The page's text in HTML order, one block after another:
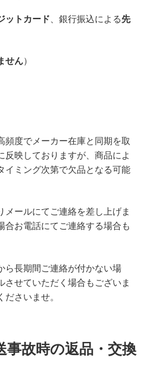
ットカード 、銀行振込による先
せん）
頻度でメーカー在庫と同期を取
反映しておりますが、商品によ
イミング次第で欠品となる可能
メールにてご連絡を差し上げま
合お電話にてご連絡する場合も
ら長期間ご連絡が付かない場
させていただく場合もございま
さいませ。
事故時の返品・交換